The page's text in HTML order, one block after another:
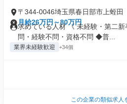
〒344-0046埼玉県春日部市上蛭田
月給26万円～80万円
求めている人材 《 未経験・第二
問・経験不問・資格不問 ◆普...
業界未経験歓迎 +34個
この企業の類似求人